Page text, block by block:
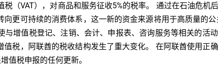
（VAT），对商品和服务征收5%的税率。 通过在石油危机
更可持续的消费体系，这一新的资金来源将用于高质量的
增值税登记、注销、会计、申报表、咨询服务等相关的活
税，阿联酋的税收结构发生了重大变化。 在阿联酋使用正
值税申报的任何更新。